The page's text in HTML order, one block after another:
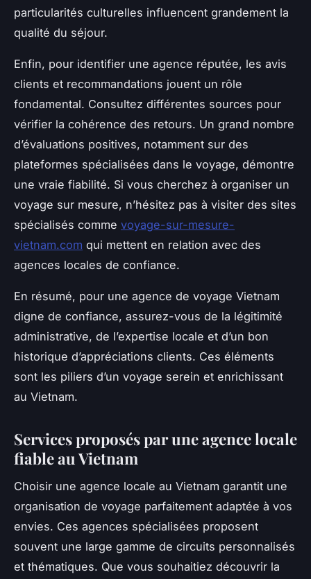
particularités culturelles influencent grandement la
qualité du séjour.
Enfin, pour identifier une agence réputée, les avis
clients et recommandations jouent un rôle
fondamental. Consultez différentes sources pour
vérifier la cohérence des retours. Un grand nombre
d’évaluations positives, notamment sur des
plateformes spécialisées dans le voyage, démontre
une vraie fiabilité. Si vous cherchez à organiser un
voyage sur mesure, n’hésitez pas à visiter des sites
spécialisés comme voyage-sur-mesure-
vietnam.com qui mettent en relation avec des
agences locales de confiance.
En résumé, pour une agence de voyage Vietnam
digne de confiance, assurez-vous de la légitimité
administrative, de l’expertise locale et d’un bon
historique d’appréciations clients. Ces éléments
sont les piliers d’un voyage serein et enrichissant
au Vietnam.
Services proposés par une agence locale
fiable au Vietnam
Choisir une agence locale au Vietnam garantit une
organisation de voyage parfaitement adaptée à vos
envies. Ces agences spécialisées proposent
souvent une large gamme de circuits personnalisés
et thématiques. Que vous souhaitiez découvrir la